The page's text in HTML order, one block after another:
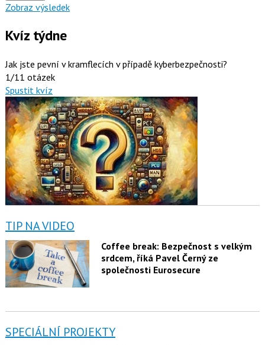
Zobraz výsledek
Kvíz týdne
Jak jste pevní v kramflecích v případě kyberbezpečnosti?
1/11 otázek
Spustit kvíz
TIP NA VIDEO
Coffee break: Bezpečnost s velkým
srdcem, říká Pavel Černý ze
společnosti Eurosecure
SPECIÁLNÍ PROJEKTY